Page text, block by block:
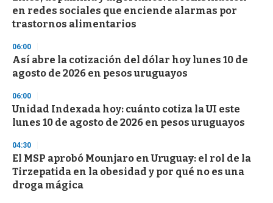
en redes sociales que enciende alarmas por
trastornos alimentarios
06:00
Así abre la cotización del dólar hoy lunes 10 de
agosto de 2026 en pesos uruguayos
06:00
Unidad Indexada hoy: cuánto cotiza la UI este
lunes 10 de agosto de 2026 en pesos uruguayos
04:30
El MSP aprobó Mounjaro en Uruguay: el rol de la
Tirzepatida en la obesidad y por qué no es una
droga mágica